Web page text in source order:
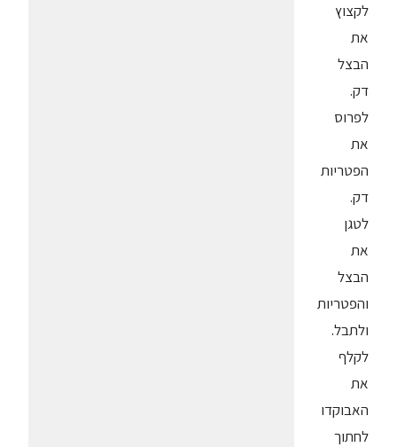
לקצוץ
את
הבצל
דק.
לפרוס
את
הפטריות
דק.
לטגן
את
הבצל
והפטריות
ולתבל.
לקלף
את
האבוקדו
לחתוך